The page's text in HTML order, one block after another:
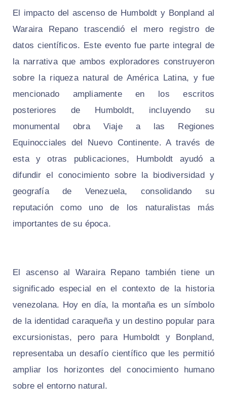
El impacto del ascenso de Humboldt y Bonpland al
Waraira Repano trascendió el mero registro de
datos científicos. Este evento fue parte integral de
la narrativa que ambos exploradores construyeron
sobre la riqueza natural de América Latina, y fue
mencionado ampliamente en los escritos
posteriores de Humboldt, incluyendo su
monumental obra Viaje a las Regiones
Equinocciales del Nuevo Continente. A través de
esta y otras publicaciones, Humboldt ayudó a
difundir el conocimiento sobre la biodiversidad y
geografía de Venezuela, consolidando su
reputación como uno de los naturalistas más
importantes de su época.
El ascenso al Waraira Repano también tiene un
significado especial en el contexto de la historia
venezolana. Hoy en día, la montaña es un símbolo
de la identidad caraqueña y un destino popular para
excursionistas, pero para Humboldt y Bonpland,
representaba un desafío científico que les permitió
ampliar los horizontes del conocimiento humano
sobre el entorno natural.